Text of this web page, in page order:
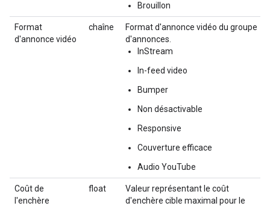
Brouillon
Format
d'annonce vidéo
chaîne
Format d'annonce vidéo du groupe
d'annonces.
InStream
In-feed video
Bumper
Non désactivable
Responsive
Couverture efficace
Audio YouTube
Coût de
l'enchère
float
Valeur représentant le coût
d'enchère cible maximal pour le